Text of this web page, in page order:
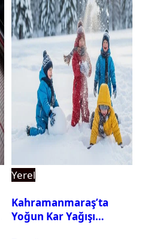
Yerel
Kahramanmaraş’ta
Yoğun Kar Yağışı